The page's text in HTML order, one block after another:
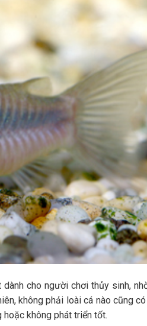
cho người chơi thủy sinh,
không phải loài cá nào cũng
không phát triển tốt.